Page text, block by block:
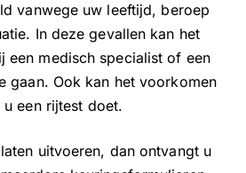
vanwege uw leeftijd, beroep
In deze gevallen kan het
een medisch specialist of een
gaan. Ook kan het voorkomen
een rijtest doet.
uitvoeren, dan ontvangt u